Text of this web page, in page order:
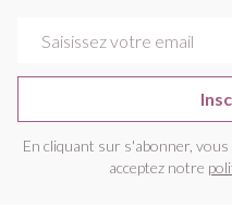
En cliquant sur s'abonner,
acceptez notre